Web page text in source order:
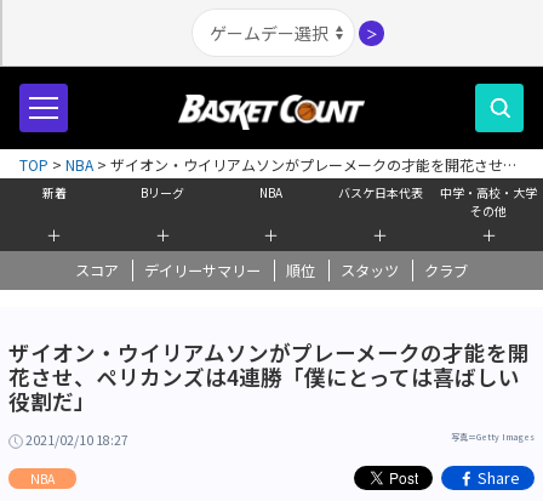
＞
新着
＋
Bリーグ
＋
NBA
＋
バスケ日本代表
＋
中学・高校・大学
その他
＋
スコア デイリーサマリー 順位 スタッツ クラブ
TOP > NBA > ザイオン・ウイリアムソンがプレーメークの才能を開花させ、
ペリカンズは4連勝「僕にとっては喜ばしい役割だ」
ザイオン・ウイリアムソンがプレーメークの才能を開
花させ、ペリカンズは4連勝「僕にとっては喜ばしい
役割だ」
2021/02/10 18:27 写真＝Getty Images
NBA Share